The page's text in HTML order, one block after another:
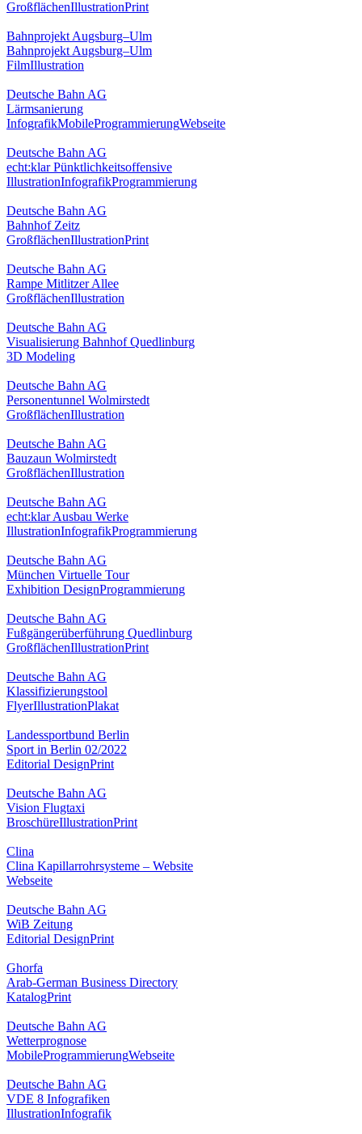
GroßflächenIllustrationPrint
Bahnprojekt Augsburg–Ulm
Bahnprojekt Augsburg–Ulm
FilmIllustration
Deutsche Bahn AG
Lärmsanierung
InfografikMobileProgrammierungWebseite
Deutsche Bahn AG
echt:klar Pünktlichkeitsoffensive
IllustrationInfografikProgrammierung
Deutsche Bahn AG
Bahnhof Zeitz
GroßflächenIllustrationPrint
Deutsche Bahn AG
Rampe Mitlitzer Allee
GroßflächenIllustration
Deutsche Bahn AG
Visualisierung Bahnhof Quedlinburg
3D Modeling
Deutsche Bahn AG
Personentunnel Wolmirstedt
GroßflächenIllustration
Deutsche Bahn AG
Bauzaun Wolmirstedt
GroßflächenIllustration
Deutsche Bahn AG
echt:klar Ausbau Werke
IllustrationInfografikProgrammierung
Deutsche Bahn AG
München Virtuelle Tour
Exhibition DesignProgrammierung
Deutsche Bahn AG
Fußgängerüberführung Quedlinburg
GroßflächenIllustrationPrint
Deutsche Bahn AG
Klassifizierungstool
FlyerIllustrationPlakat
Landessportbund Berlin
Sport in Berlin 02/2022
Editorial DesignPrint
Deutsche Bahn AG
Vision Flugtaxi
BroschüreIllustrationPrint
Clina
Clina Kapillarrohrsysteme – Website
Webseite
Deutsche Bahn AG
WiB Zeitung
Editorial DesignPrint
Ghorfa
Arab-German Business Directory
KatalogPrint
Deutsche Bahn AG
Wetterprognose
MobileProgrammierungWebseite
Deutsche Bahn AG
VDE 8 Infografiken
IllustrationInfografik